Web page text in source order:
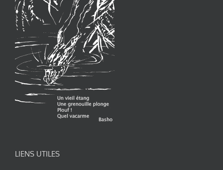
LIENS UTILES